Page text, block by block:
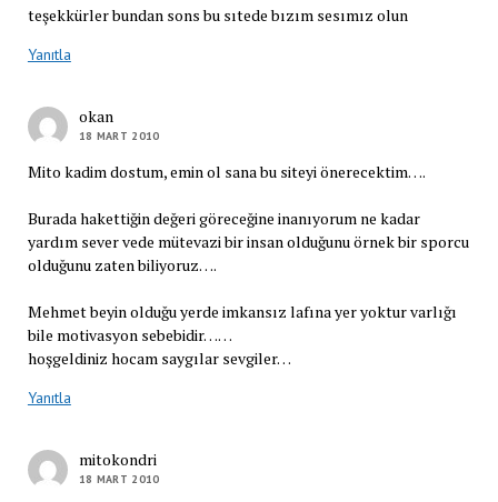
teşekkürler bundan sons bu sıtede bızım sesımız olun
Yanıtla
okan
18 MART 2010
Mito kadim dostum, emin ol sana bu siteyi önerecektim….
Burada hakettiğin değeri göreceğine inanıyorum ne kadar
yardım sever vede mütevazi bir insan olduğunu örnek bir sporcu
olduğunu zaten biliyoruz….
Mehmet beyin olduğu yerde imkansız lafına yer yoktur varlığı
bile motivasyon sebebidir……
hoşgeldiniz hocam saygılar sevgiler…
Yanıtla
mitokondri
18 MART 2010